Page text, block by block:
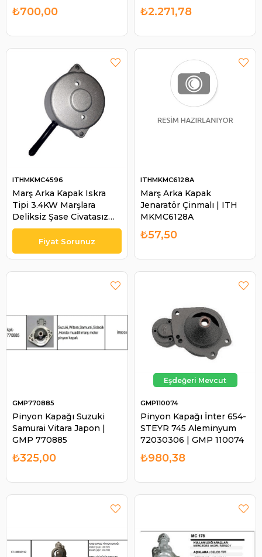
₺700,00 ₺2.271,78
Marş Arka Kapak Iskra
Tipi 3.4KW Marşlara
Deliksiz Şase Civatasız
MC-4552 | ITH
MKMC4596
ITHMKMC4596
Marş Arka Kapak
Jenaratör Çinmalı | ITH
MKMC6128A
ITHMKMC6128A
₺57,50
Pinyon Kapağı Suzuki
Samurai Vitara Japon |
GMP 770885
GMP770885
₺325,00
Pinyon Kapağı İnter 654-
STEYR 745 Aleminyum
72030306 | GMP 110074
GMP110074
₺980,38